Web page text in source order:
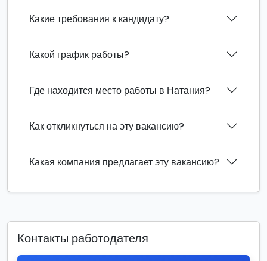
Какие требования к кандидату?
Какой график работы?
Где находится место работы в Натания?
Как откликнуться на эту вакансию?
Какая компания предлагает эту вакансию?
Контакты работодателя